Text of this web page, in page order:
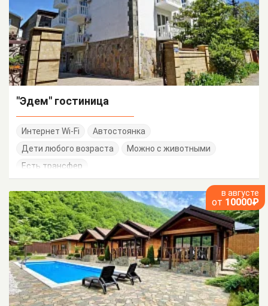
"Эдем" гостиница
Интернет Wi-Fi
Автостоянка
Дети любого возраста
Можно с животными
Есть трансфер
в августе
от 10000₽